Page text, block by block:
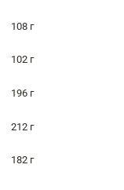
108 г
102 г
196 г
212 г
182 г